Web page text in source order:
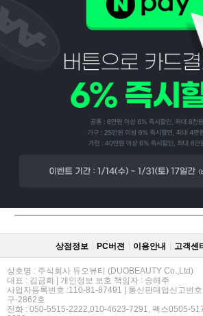
PAYCO
상점정보 PC버젼 이용안내 고객센
상호명 : 주식회사 듀오뷰티 (DUOBEAUTY Co.,Ltd)
대표 : 김금희 | 개인정보 보호 책임자 : 송해주
사업자등록번호 :110-81-87491 | 통신판매업신고번
구-2862호
전화 : 050-5515-2222,010-4623-7291, 펙스0505-